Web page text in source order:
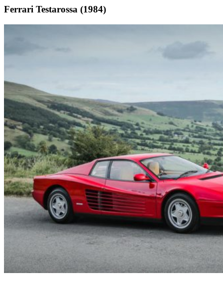
Ferrari Testarossa (1984)